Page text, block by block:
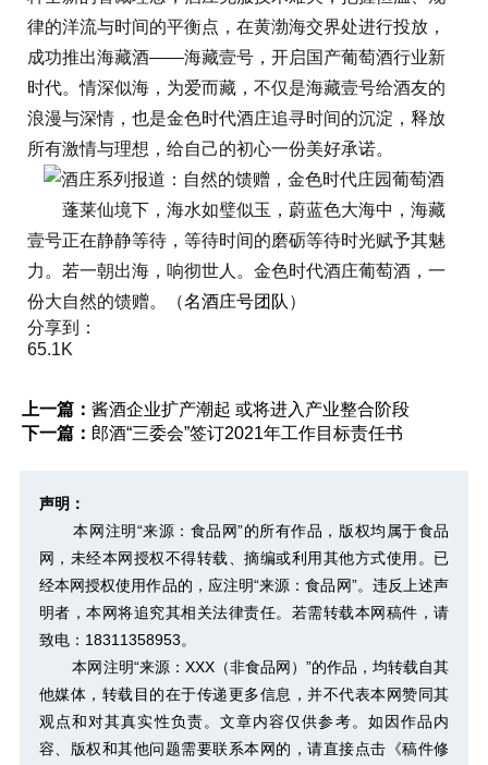
律的洋流与时间的平衡点，在黄渤海交界处进行投放，
成功推出海藏酒——海藏壹号，开启国产葡萄酒行业新
时代。情深似海，为爱而藏，不仅是海藏壹号给酒友的
浪漫与深情，也是金色时代酒庄追寻时间的沉淀，释放
所有激情与理想，给自己的初心一份美好承诺。
蓬莱仙境下，海水如璧似玉，蔚蓝色大海中，海藏
壹号正在静静等待，等待时间的磨砺等待时光赋予其魅
力。若一朝出海，响彻世人。金色时代酒庄葡萄酒，一
份大自然的馈赠。（名酒庄号团队 ）
分享到：
65.1K
上一篇： 酱酒企业扩产潮起 或将进入产业整合阶段
下一篇： 郎酒“三委会”签订2021年工作目标责任书
声明：
本网注明“来源：食品网”的所有作品，版权均属于食品
网，未经本网授权不得转载、摘编或利用其他方式使用。已
经本网授权使用作品的，应注明“来源：食品网”。违反上述声
明者，本网将追究其相关法律责任。若需转载本网稿件，请
致电：18311358953。
本网注明“来源：XXX（非食品网）”的作品，均转载自其
他媒体，转载目的在于传递更多信息，并不代表本网赞同其
观点和对其真实性负责。文章内容仅供参考。如因作品内
容、版权和其他问题需要联系本网的，请直接点击 《稿件修